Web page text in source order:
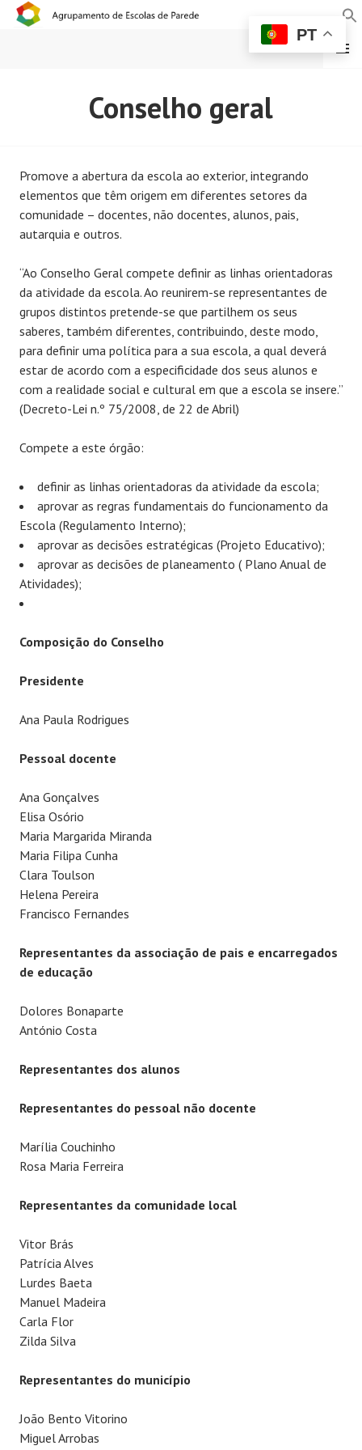
AGRUPAMENTO DE
MENU
Conselho geral
Promove a abertura da escola ao exterior, integrando
elementos que têm origem em diferentes setores da
comunidade – docentes, não docentes, alunos, pais,
autarquia e outros.
“Ao Conselho Geral compete definir as linhas orientadoras
da atividade da escola. Ao reunirem-se representantes de
grupos distintos pretende-se que partilhem os seus
saberes, também diferentes, contribuindo, deste modo,
para definir uma política para a sua escola, a qual deverá
estar de acordo com a especificidade dos seus alunos e
com a realidade social e cultural em que a escola se insere.”
(Decreto-Lei n.º 75/2008, de 22 de Abril)
Compete a este órgão:
definir as linhas orientadoras da atividade da escola;
aprovar as regras fundamentais do funcionamento da
Escola (Regulamento Interno);
aprovar as decisões estratégicas (Projeto Educativo);
aprovar as decisões de planeamento ( Plano Anual de
Atividades);
Composição do Conselho
Presidente
Ana Paula Rodrigues
Pessoal docente
Ana Gonçalves
Elisa Osório
Maria Margarida Miranda
Maria Filipa Cunha
Clara Toulson
Helena Pereira
Francisco Fernandes
Representantes da associação de pais e encarregados
de educação
Dolores Bonaparte
António Costa
Representantes dos alunos
Representantes do pessoal não docente
Marília Couchinho
Rosa Maria Ferreira
Representantes da comunidade local
Vitor Brás
Patrícia Alves
Lurdes Baeta
Manuel Madeira
Carla Flor
Zilda Silva
Representantes do município
João Bento Vitorino
Miguel Arrobas
PT